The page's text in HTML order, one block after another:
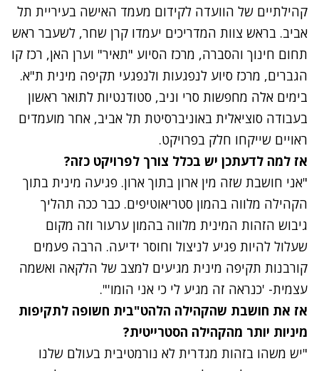
קהילתיים של הוועדה לקידום מעמד האישה בעיריית תל
אביב. בראש צוות המדריכים יעמדו קרן שחר, לשעבר ראש
תחום חינוך והסברה, מרכז הסיוע "תאיר" וערן האן, רכז קו
הגברים, מרכז סיוע לנפגעות ולנפגעי תקיפה מינית ת"א.
בימים אלה מחפשות סרי וניב, סטודנטיות לתואר ראשון
בעבודה סוציאלית באוניברסיטת תל אביב, אחר מועמדים
ראויים שייקחו חלק בפרויקט.
אז למה לדעתכן יש בכלל צורך לפרויקט כזה?
"אני חושבת שזה מין ארון בתוך ארון. פגיעה מינית בתוך
הקהילה מלווה בהמון סטריאוטיפים. כבר ככה תהליך
גיבוש הזהות המינית מלווה בהמון ערעור וזה מקום
שעלול להיות פגיע לניצול וחוסר ידיעה. הרבה פעמים
קורבנות תקיפה מינית מגיעים למצב של הלקאה ואשמה
עצמית- 'כנראה זה מגיע לי כי אני הומו'".
אז את חושבת שהקהילה הלהט"בית חשופה לתקיפות
מיניות יותר מהקהילה הסטרייטית?
"יש משהו בזהות מגדרית לא נורמטיבית בעולם שלנו